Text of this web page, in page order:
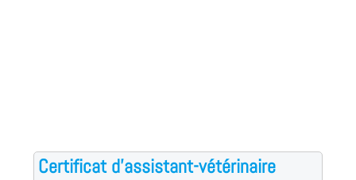
Certificat d'assistant-vétérinaire